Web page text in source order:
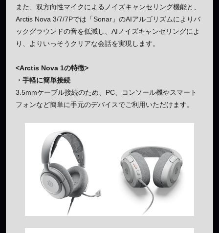
また、双方向性マイクによるノイズキャンセリング機能と、
Arctis Nova 3/7/7Pでは「Sonar」のAIアルゴリズムによりバ
ックグラウンドの音を低減し、AIノイズキャンセリングによ
り、よりいっそうクリアな会話を実現します。
<Arctis Nova 1の特徴>
・手軽に簡単接続
3.5mmケーブル接続のため、PC、コンソール機やスマート
フォンなど簡単に手元のデバイスでご利用いただけます。